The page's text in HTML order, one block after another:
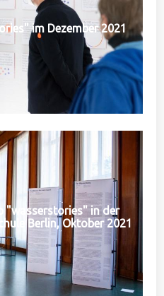
im Dezember 2021
"wasserstories" in der
Berlin, Oktober 2021